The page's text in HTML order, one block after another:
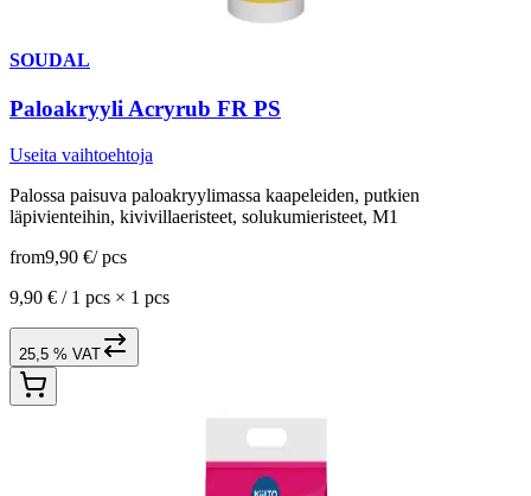
SOUDAL
Paloakryyli Acryrub FR PS
Useita vaihtoehtoja
Palossa paisuva paloakryylimassa kaapeleiden, putkien
läpivienteihin, kivivillaeristeet, solukumieristeet, M1
from9,90 €/ pcs
9,90 € / 1 pcs × 1 pcs
25,5 % VAT